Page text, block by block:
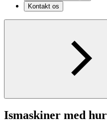
Kontakt os
Ismaskiner med